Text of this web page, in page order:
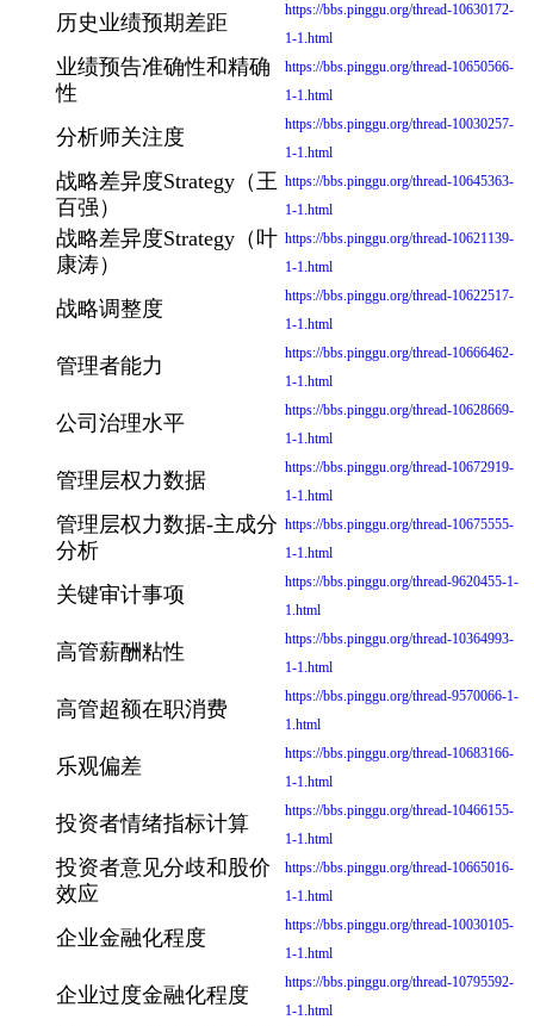
历史业绩预期差距
https://bbs.pinggu.org/thread-10630172-
1-1.html
业绩预告准确性和精确
性
https://bbs.pinggu.org/thread-10650566-
1-1.html
分析师关注度
https://bbs.pinggu.org/thread-10030257-
1-1.html
战略差异度Strategy（王
百强）
https://bbs.pinggu.org/thread-10645363-
1-1.html
战略差异度Strategy（叶
康涛）
https://bbs.pinggu.org/thread-10621139-
1-1.html
战略调整度
https://bbs.pinggu.org/thread-10622517-
1-1.html
管理者能力
https://bbs.pinggu.org/thread-10666462-
1-1.html
公司治理水平
https://bbs.pinggu.org/thread-10628669-
1-1.html
管理层权力数据
https://bbs.pinggu.org/thread-10672919-
1-1.html
管理层权力数据-主成分
分析
https://bbs.pinggu.org/thread-10675555-
1-1.html
关键审计事项
https://bbs.pinggu.org/thread-9620455-1-
1.html
高管薪酬粘性
https://bbs.pinggu.org/thread-10364993-
1-1.html
高管超额在职消费
https://bbs.pinggu.org/thread-9570066-1-
1.html
乐观偏差
https://bbs.pinggu.org/thread-10683166-
1-1.html
投资者情绪指标计算
https://bbs.pinggu.org/thread-10466155-
1-1.html
投资者意见分歧和股价
效应
https://bbs.pinggu.org/thread-10665016-
1-1.html
企业金融化程度
https://bbs.pinggu.org/thread-10030105-
1-1.html
企业过度金融化程度
https://bbs.pinggu.org/thread-10795592-
1-1.html